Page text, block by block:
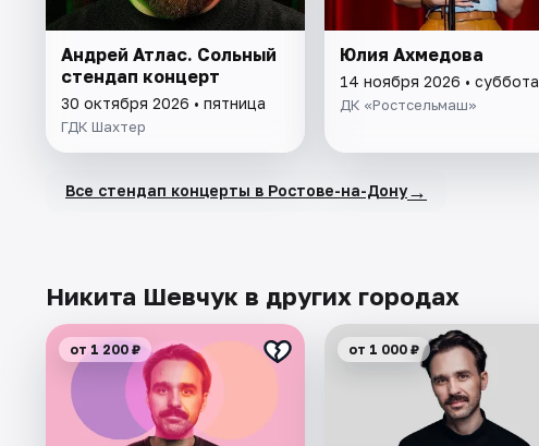
Андрей Атлас. Сольный
стендап концерт
30 октября 2026 • пятница
ГДК Шахтер
Юлия Ахмедова
14 ноября 2026 • суббота
ДК «Ростсельмаш»
Все стендап концерты в Ростове-на-Дону→
Никита Шевчук в других городах
от 1 200 ₽ от 1 000 ₽